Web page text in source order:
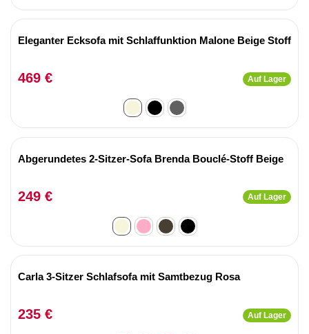
Eleganter Ecksofa mit Schlaffunktion Malone Beige Stoff
469 € Auf Lager
Abgerundetes 2-Sitzer-Sofa Brenda Bouclé-Stoff Beige
249 € Auf Lager
Carla 3-Sitzer Schlafsofa mit Samtbezug Rosa
235 € Auf Lager